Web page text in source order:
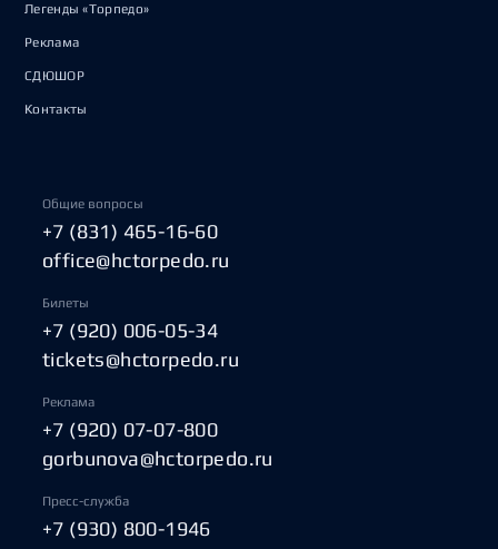
Легенды «Торпедо»
Реклама
СДЮШОР
Контакты
Общие вопросы
+7 (831) 465-16-60
office@hctorpedo.ru
Билеты
+7 (920) 006-05-34
tickets@hctorpedo.ru
Реклама
+7 (920) 07-07-800
gorbunova@hctorpedo.ru
Пресс-служба
+7 (930) 800-1946